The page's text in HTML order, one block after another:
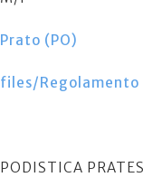
Prato (PO)
files/Regolamento
PODISTICA